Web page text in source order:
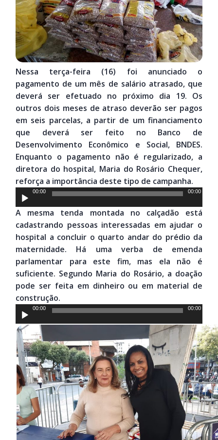
Nessa terça-feira (16) foi anunciado o
pagamento de um mês de salário atrasado, que
deverá ser efetuado no próximo dia 19. Os
outros dois meses de atraso deverão ser pagos
em seis parcelas, a partir de um financiamento
que deverá ser feito no Banco de
Desenvolvimento Econômico e Social, BNDES.
Enquanto o pagamento não é regularizado, a
diretora do hospital, Maria do Rosário Chequer,
reforça a importância deste tipo de campanha.
Tocador
de
áudio
00:00 00:00
A mesma tenda montada no calçadão está
cadastrando pessoas interessadas em ajudar o
hospital a concluir o quarto andar do prédio da
maternidade. Há uma verba de emenda
parlamentar para este fim, mas ela não é
suficiente. Segundo Maria do Rosário, a doação
pode ser feita em dinheiro ou em material de
construção.
Tocador
de
áudio
00:00 00:00